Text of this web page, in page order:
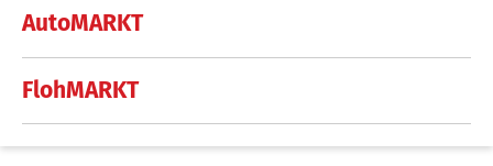
AutoMARKT
FlohMARKT